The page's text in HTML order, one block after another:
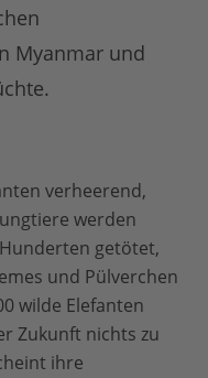
Myanmar und
verheerend,
werden
getötet,
und Pülverchen
wilde Elefanten
Zukunft nichts zu
ihre